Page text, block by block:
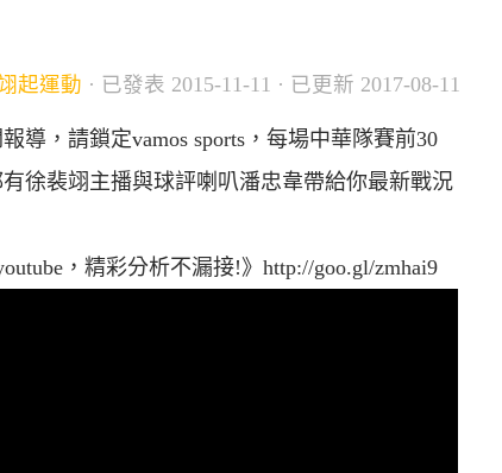
起運動 · 已發表 2015-11-11 · 已更新 2017-08-11
導，請鎖定vamos sports，每場中華隊賽前30
徐裴翊主播與球評喇叭潘忠韋帶給你最新戰況
，精彩分析不漏接!》http://goo.gl/zmhai9